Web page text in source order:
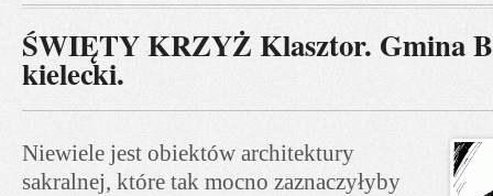
ŚWIĘTY KRZYŻ Klasztor. Gmina
kielecki.
Niewiele jest obiektów architektury
sakralnej, które tak mocno zaznaczyłyby